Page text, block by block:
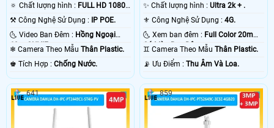
🔅 Chất lượng hình : FULL HD 1080P
⚒ Công Nghệ Sử Dụng : IP POE.
🌜 Video Ban Đêm : Hồng Ngoại
60m ONVIF.
❄ Camera Theo Mẫu Thân Plastic.
️♚ Tích Hợp : Chống Nước.
✨ Chất lượng hình :Ultra 2k + .
⚜️ Công Nghệ Sử Dụng :4G.
🌜 Xem ban đêm : Full Color 20m
Có Màu Ban Ðêm.
♊ Camera Theo MẫuThân Plastic.
️📡 Ưu Điểm :Thu Âm Và Loa.
641 859